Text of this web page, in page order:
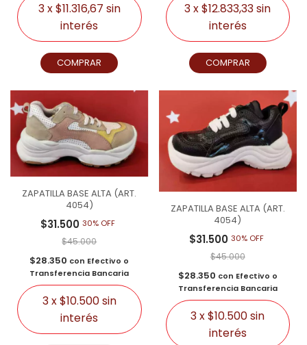
3x$11.316,67 sin
interés
COMPRAR
3x$12.833,33sin
interés
COMPRAR
ZAPATILLA BASE ALTA (ART.
4054)
$31.50030% OFF
$45.000
$28.350 con Efectivo o
Transferencia Bancaria
3x$10.500sin
interés
ZAPATILLA BASE ALTA (ART.
4054)
$31.500 30% OFF
$45.000
$28.350 con Efectivo o
Transferencia Bancaria
3x$10.500sin
interés